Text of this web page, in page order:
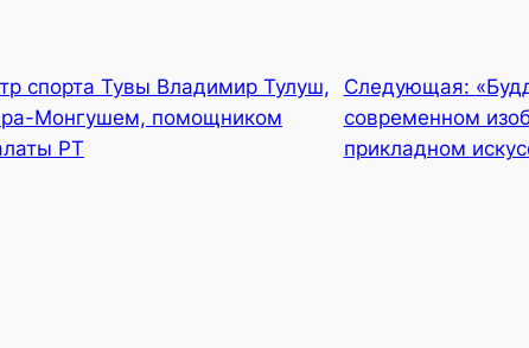
спорта Тувы Владимир Тулуш,
Монгушем, помощником
РТ
Следующая:
современном
прикладном